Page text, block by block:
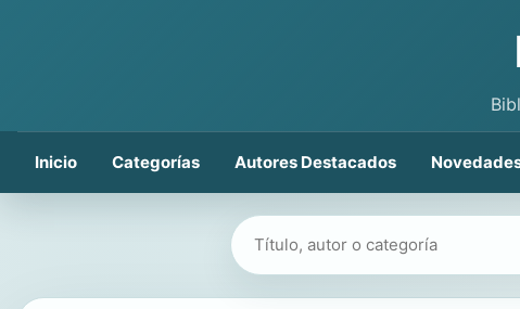
Inicio Categorías Autores Destacados
Buscar libros